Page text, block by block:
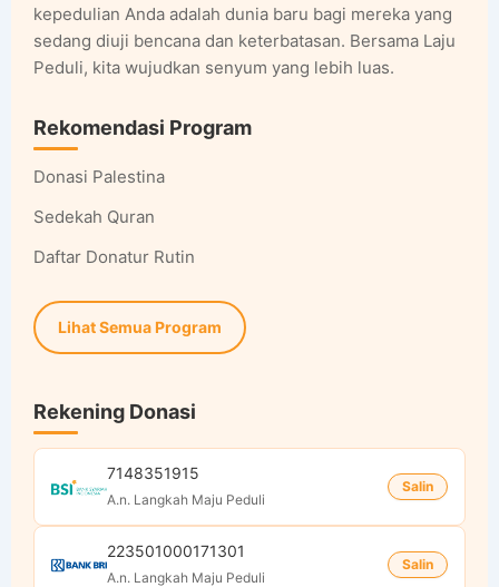
kepedulian Anda adalah dunia baru bagi mereka yang
sedang diuji bencana dan keterbatasan. Bersama Laju
Peduli, kita wujudkan senyum yang lebih luas.
Rekomendasi Program
Donasi Palestina
Sedekah Quran
Daftar Donatur Rutin
Lihat Semua Program
Rekening Donasi
7148351915
A.n. Langkah Maju Peduli
Salin
223501000171301
A.n. Langkah Maju Peduli
Salin